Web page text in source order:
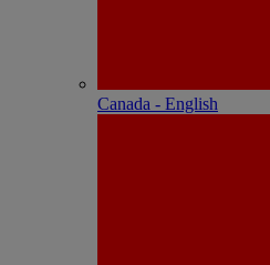
Canada - English